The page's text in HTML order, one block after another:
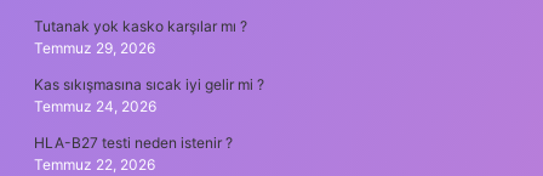
Tutanak yok kasko karşılar mı ?
Temmuz 29, 2026
Kas sıkışmasına sıcak iyi gelir mi ?
Temmuz 24, 2026
HLA-B27 testi neden istenir ?
Temmuz 22, 2026